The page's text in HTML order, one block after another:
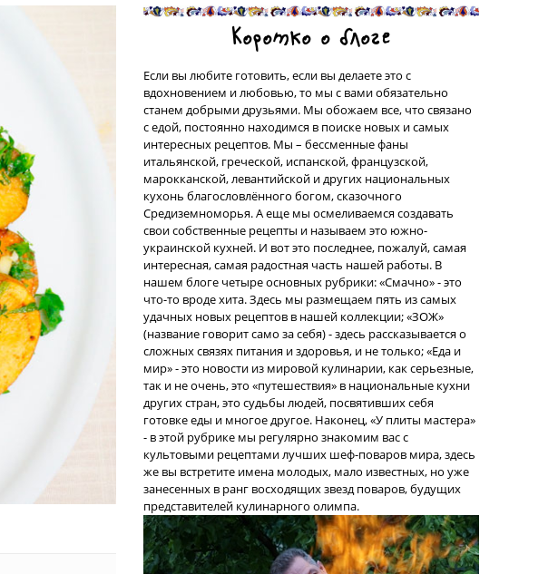
Коротко о блоге
Если вы любите готовить, если вы делаете это с
вдохновением и любовью, то мы с вами обязательно
станем добрыми друзьями. Мы обожаем все, что связано
с едой, постоянно находимся в поиске новых и самых
интересных рецептов. Мы – бессменные фаны
итальянской, греческой, испанской, французской,
марокканской, левантийской и других национальных
кухонь благословлённого богом, сказочного
Средиземноморья. А еще мы осмеливаемся создавать
свои собственные рецепты и называем это южно-
украинской кухней. И вот это последнее, пожалуй, самая
интересная, самая радостная часть нашей работы. В
нашем блоге четыре основных рубрики: «Смачно» - это
что-то вроде хита. Здесь мы размещаем пять из самых
удачных новых рецептов в нашей коллекции; «ЗОЖ»
(название говорит само за себя) - здесь рассказывается о
сложных связях питания и здоровья, и не только; «Еда и
мир» - это новости из мировой кулинарии, как серьезные,
так и не очень, это «путешествия» в национальные кухни
других стран, это судьбы людей, посвятивших себя
готовке еды и многое другое. Наконец, «У плиты мастера»
- в этой рубрике мы регулярно знакомим вас с
культовыми рецептами лучших шеф-поваров мира, здесь
же вы встретите имена молодых, мало известных, но уже
занесенных в ранг восходящих звезд поваров, будущих
представителей кулинарного олимпа.